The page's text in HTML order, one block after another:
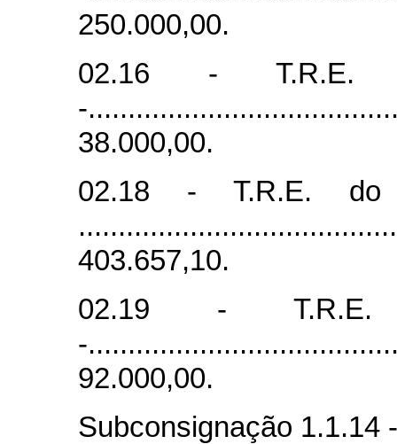
250.000,00.
02.16 -
-
38.000,00.
02.18 - T.R.E.
403.657,10.
02.19 - T.R.E.
-
92.000,00.
Subconsignação 1.1.14